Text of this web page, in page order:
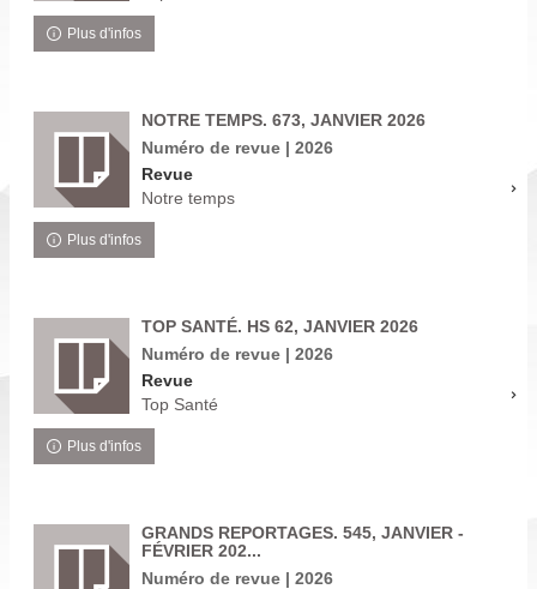
Plus d'infos
NOTRE TEMPS. 673, JANVIER 2026
Numéro de revue | 2026
Revue
Notre temps
Plus d'infos
TOP SANTÉ. HS 62, JANVIER 2026
Numéro de revue | 2026
Revue
Top Santé
Plus d'infos
GRANDS REPORTAGES. 545, JANVIER -
FÉVRIER 202...
Numéro de revue | 2026